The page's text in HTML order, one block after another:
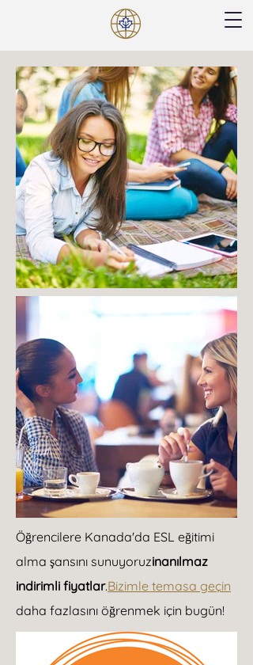
Öğrencilere Kanada'da ESL eğitimi
alma şansını sunuyoruzinanılmaz
indirimli fiyatlar.Bizimle temasa geçin
daha fazlasını öğrenmek için bugün!